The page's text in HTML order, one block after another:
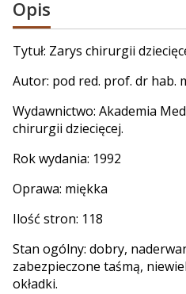
Opis
Tytuł: Zarys chirurgii
Autor: pod red. prof. dr hab.
Wydawnictwo: Akademia
chirurgii dziecięcej.
Rok wydania: 1992
Oprawa: miękka
Ilość stron: 118
Stan ogólny: dobry,
zabezpieczone taśmą,
okładki.